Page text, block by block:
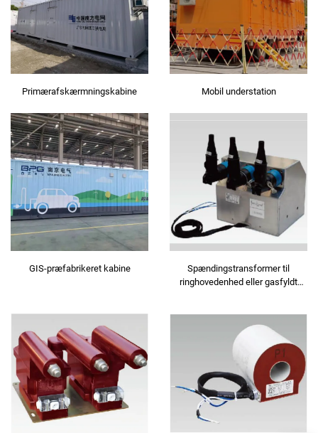
Primærafskærmningskabine Mobil understation
GIS-præfabrikeret kabine
Spændingstransformer til
ringhovedenhed eller gasfyldt